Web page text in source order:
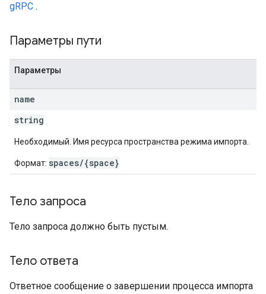
gRPC .
Параметры пути
Параметры
name
string
Необходимый. Имя ресурса пространства режима импорта.
Формат: spaces/{space}
Тело запроса
Тело запроса должно быть пустым.
Тело ответа
Ответное сообщение о завершении процесса импорта